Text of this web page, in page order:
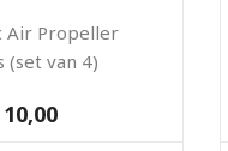
Air Propeller
(set van 4)